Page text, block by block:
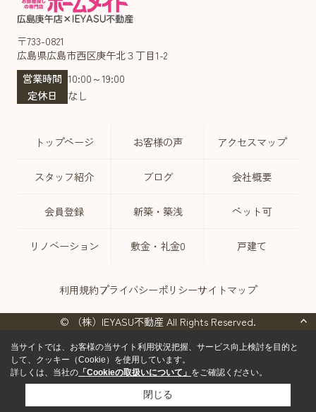
〒733-0821
広島県広島市西区庚午北３丁目1-2
営業時間 10:00～19:00
定休日
なし
トップページ お客様の声 アクセスマップ
スタッフ紹介 ブログ 会社概要
会員登録 新築・築浅 ペット可
リノベーション 敷金・礼金0 戸建て
利用規約プライバシーポリシーサイトマップ
© （株）IEYASU不動産 All Rights Reserved.
当サイトでは、お客様の当サイト利用状況把握、サービス向上検討を目的と
して、クッキー（Cookie）を使用しています。
詳しくは、当社の 「Cookieの取扱いについて」 をご確認ください。
閉じる